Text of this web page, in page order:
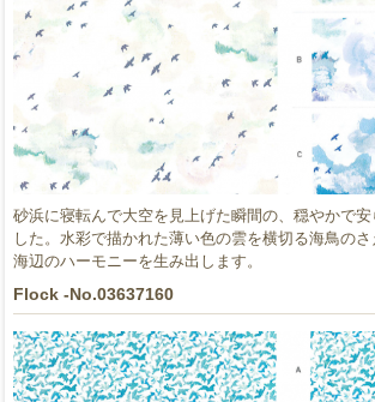
砂浜に寝転んで大空を見上げた瞬間の、穏やかで安
した。水彩で描かれた薄い色の雲を横切る海鳥の
海辺のハーモニーを生み出します。
Flock -No.03637160